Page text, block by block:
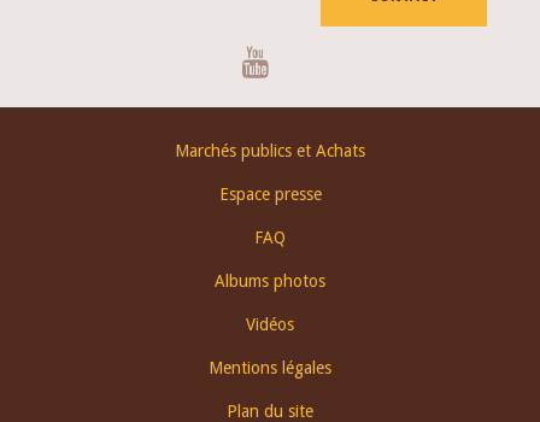
Marchés publics et Achats
Espace presse
FAQ
Albums photos
Vidéos
Mentions légales
Plan du site